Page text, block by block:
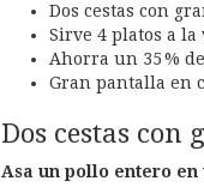
Dos cestas con
Sirve 4 platos a la
Ahorra un 35 %
Gran pantalla en
Dos cestas con
Asa un pollo entero en